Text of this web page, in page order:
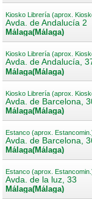
Kiosko Librería (aprox.
Avda. de Andalucía 2
Málaga(Málaga)
Kiosko Librería (aprox.
Avda. de Andalucía,
Málaga(Málaga)
Kiosko Librería (aprox.
Avda. de Barcelona,
Málaga(Málaga)
Estanco (aprox.
Avda. de Barcelona,
Málaga(Málaga)
Estanco (aprox.
Avda. de la luz, 33
Málaga(Málaga)